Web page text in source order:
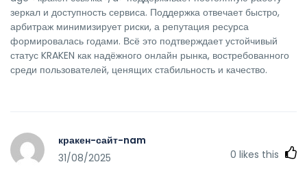
зеркал и доступность сервиса. Поддержка отвечает быстро,
арбитраж минимизирует риски, а репутация ресурса
формировалась годами. Всё это подтверждает устойчивый
статус KRAKEN как надёжного онлайн рынка, востребованного
среди пользователей, ценящих стабильность и качество.
кракен-сайт-nam
31/08/2025
0 likes this